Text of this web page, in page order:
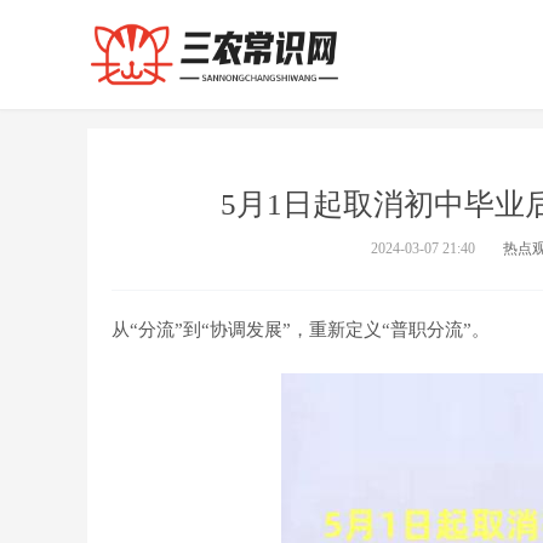
5月1日起取消初中毕业
2024-03-07 21:40 热点
从“分流”到“协调发展”，重新定义“普职分流”。